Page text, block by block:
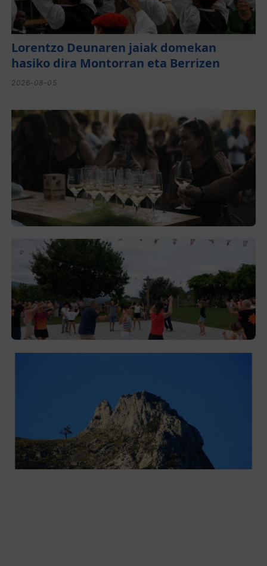
Lorentzo Deunaren jaiak domekan
hasiko dira Montorran eta Berrizen
2026-08-05
El festival de Bizkaiko Txakolina ‘Mahasti
Artean’ llega a Durangaldea en
septiembre
2026-08-03
Gerediaga inicia sus fiestas con una cena
y la romería de Ansorregi eta Larrañaga
2026-08-03
Las «Peñas del Duranguesado»,
protagonistas de la nueva exposición en
Ezkurdi
2026-08-02